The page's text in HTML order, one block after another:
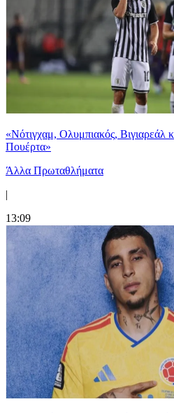
«Νότιγχαμ, Ολυμπιακός, Βιγιαρεάλ
Πουέρτα»
Άλλα Πρωταθλήματα
|
13:09